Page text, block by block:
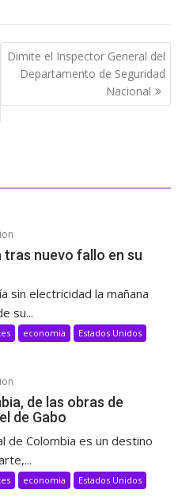
Dimite el Inspector General del
Departamento de Seguridad
Nacional
tras nuevo fallo en su
sin electricidad la mañana
su...
economia Estados Unidos
de las obras de
de Gabo
de Colombia es un destino
economia Estados Unidos